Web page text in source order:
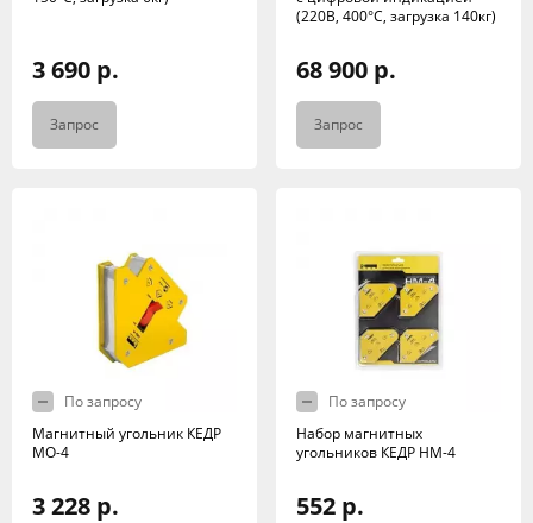
3 690 р.
Запрос
(220В, 400°C, загрузка 140кг)
68 900 р.
Запрос
По запросу
Магнитный угольник КЕДР
МО-4
3 228 р.
По запросу
Набор магнитных
угольников КЕДР НМ-4
552 р.